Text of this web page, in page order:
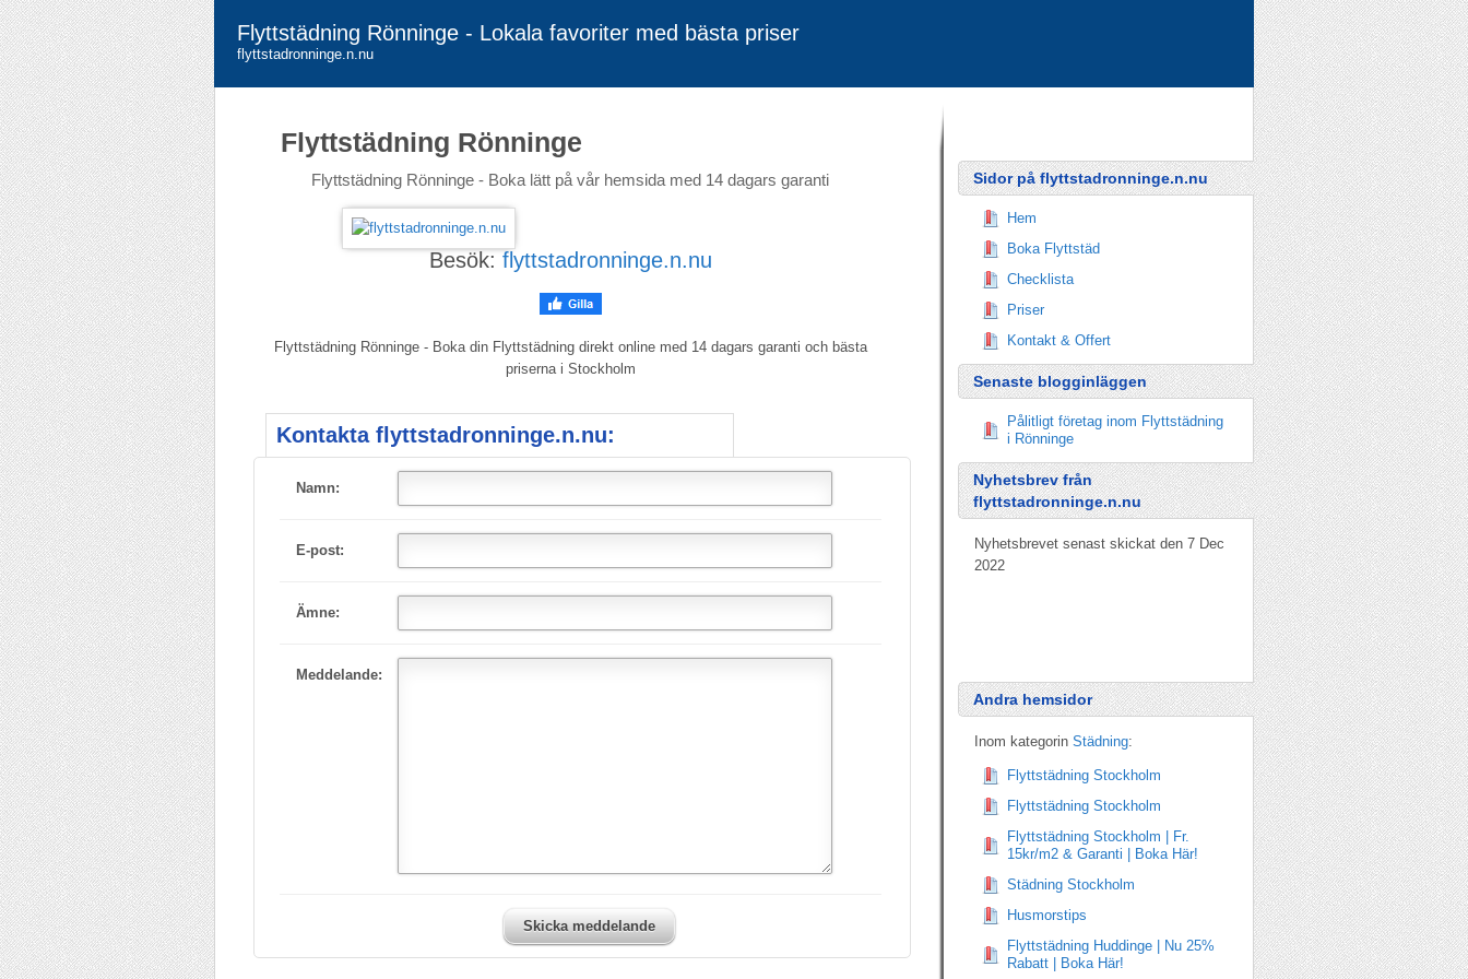
Flyttstädning Rönninge - Lokala favoriter med bästa priser
flyttstadronninge.n.nu
Flyttstädning Rönninge
Flyttstädning Rönninge - Boka lätt på vår hemsida med 14 dagars garanti
Besök: flyttstadronninge.n.nu
Flyttstädning Rönninge - Boka din Flyttstädning direkt online med 14 dagars garanti och bästa
priserna i Stockholm
Kontakta flyttstadronninge.n.nu:
Namn:
E-post:
Ämne:
Meddelande:
Skicka meddelande
Sidor på flyttstadronninge.n.nu
Hem
Boka Flyttstäd
Checklista
Priser
Kontakt & Offert
Senaste blogginläggen
Pålitligt företag inom Flyttstädning
i Rönninge
Nyhetsbrev från
flyttstadronninge.n.nu
Nyhetsbrevet senast skickat den 7 Dec
2022
Andra hemsidor
Inom kategorin Städning:
Flyttstädning Stockholm
Flyttstädning Stockholm
Flyttstädning Stockholm | Fr.
15kr/m2 & Garanti | Boka Här!
Städning Stockholm
Husmorstips
Flyttstädning Huddinge | Nu 25%
Rabatt | Boka Här!